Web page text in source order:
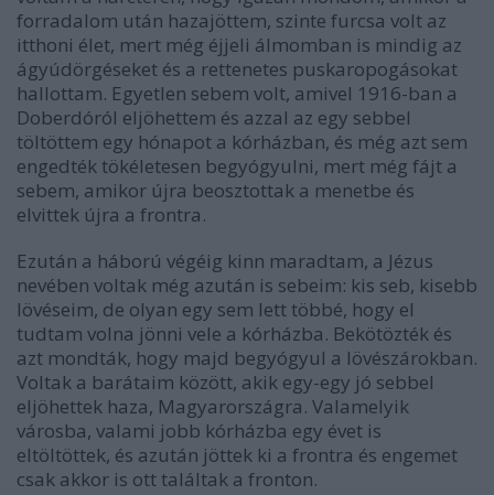
forradalom után hazajöttem, szinte furcsa volt az
itthoni élet, mert még éjjeli álmomban is mindig az
ágyúdörgéseket és a rettenetes puskaropogásokat
hallottam. Egyetlen sebem volt, amivel 1916-ban a
Doberdóról eljöhettem és azzal az egy sebbel
töltöttem egy hónapot a kórházban, és még azt sem
engedték tökéletesen begyógyulni, mert még fájt a
sebem, amikor újra beosztottak a menetbe és
elvittek újra a frontra.
Ezután a háború végéig kinn maradtam, a Jézus
nevében voltak még azután is sebeim: kis seb, kisebb
lövéseim, de olyan egy sem lett többé, hogy el
tudtam volna jönni vele a kórházba. Bekötözték és
azt mondták, hogy majd begyógyul a lövészárokban.
Voltak a barátaim között, akik egy-egy jó sebbel
eljöhettek haza, Magyarországra. Valamelyik
városba, valami jobb kórházba egy évet is
eltöltöttek, és azután jöttek ki a frontra és engemet
csak akkor is ott találtak a fronton.